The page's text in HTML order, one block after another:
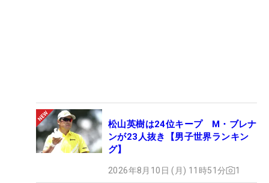
松山英樹は24位キープ M・ブレナ
ンが23人抜き【男子世界ランキン
グ】
2026年8月10日 (月) 11時51分 1